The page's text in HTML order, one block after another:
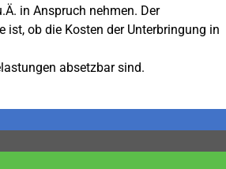
in Anspruch nehmen. Der
ist, ob die Kosten der Unterbringung in
absetzbar sind.